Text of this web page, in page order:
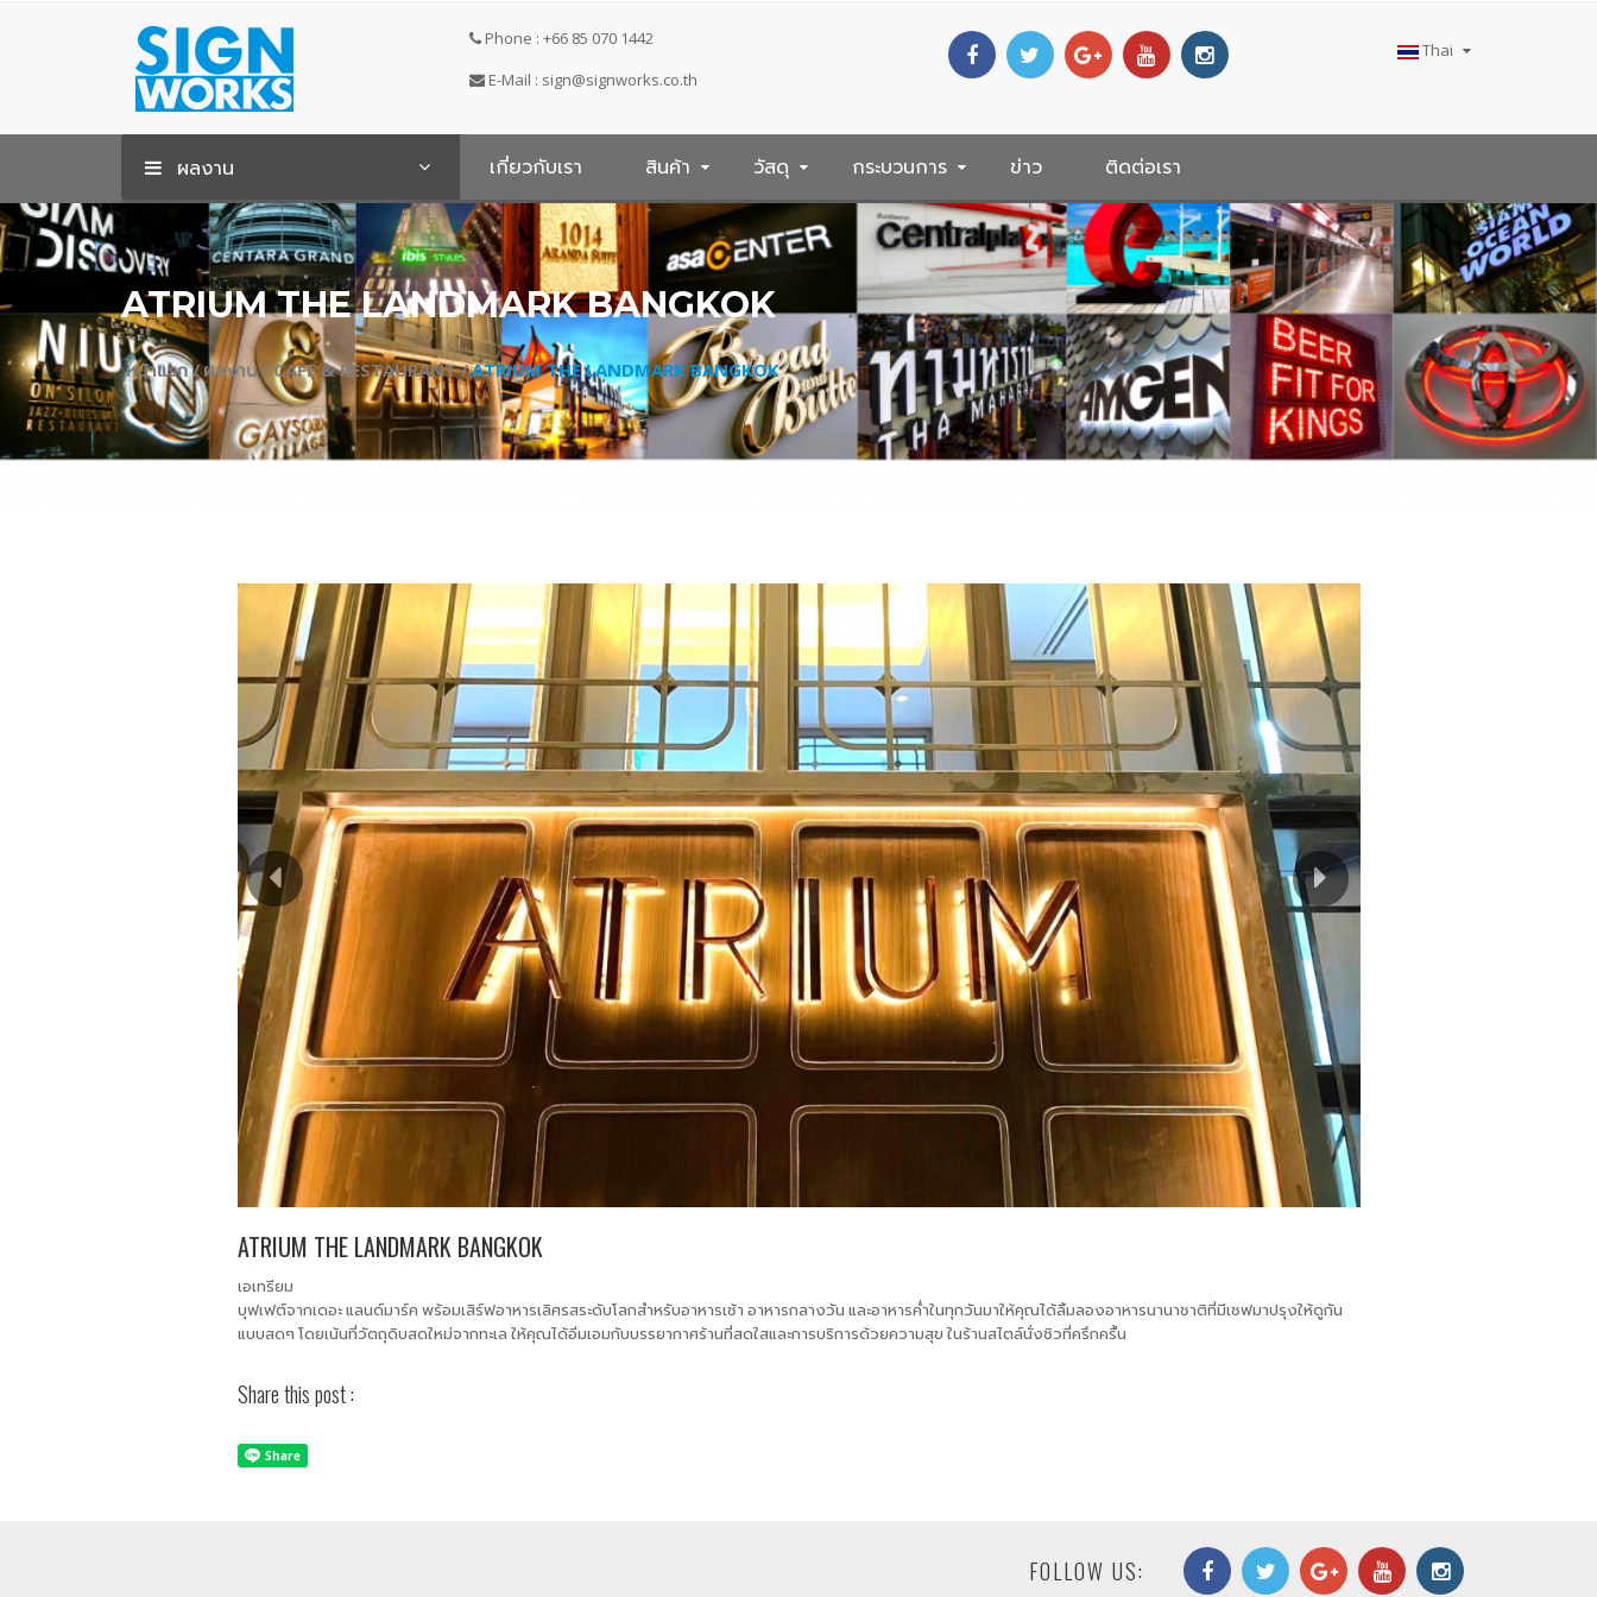
Phone : +66 85 070 1442
E-Mail : sign@signworks.co.th
Thai
ผลงาน เกี่ยวกับเรา สินค้า วัสดุ กระบวนการ ข่าว ติดต่อเรา
ATRIUM THE LANDMARK BANGKOK
หน้าแรก /ผลงาน /CAFE & RESTAURANT /ATRIUM THE LANDMARK BANGKOK
ATRIUM THE LANDMARK BANGKOK
เอเทรียม
บุฟเฟต์จากเดอะ แลนด์มาร์ค พร้อมเสิร์ฟอาหารเลิศรสระดับโลกสำหรับอาหารเช้า อาหารกลางวัน และอาหารค่ำในทุกวันมาให้คุณได้ลิ้มลองอาหารนานาชาติที่มีเชฟมาปรุงให้ดูกัน
แบบสดๆ โดยเน้นที่วัตถุดิบสดใหม่จากทะเล ให้คุณได้อิ่มเอมกับบรรยากาศร้านที่สดใสและการบริการด้วยความสุข ในร้านสไตล์นั่งชิวที่ครึกครื้น
Share this post :
FOLLOW US: